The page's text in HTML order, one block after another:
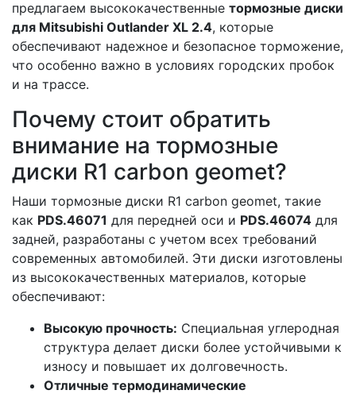
предлагаем высококачественные тормозные диски
для Mitsubishi Outlander XL 2.4, которые
обеспечивают надежное и безопасное торможение,
что особенно важно в условиях городских пробок
и на трассе.
Почему стоит обратить
внимание на тормозные
диски R1 carbon geomet?
Наши тормозные диски R1 carbon geomet, такие
как PDS.46071 для передней оси и PDS.46074 для
задней, разработаны с учетом всех требований
современных автомобилей. Эти диски изготовлены
из высококачественных материалов, которые
обеспечивают:
Высокую прочность: Специальная углеродная
структура делает диски более устойчивыми к
износу и повышает их долговечность.
Отличные термодинамические